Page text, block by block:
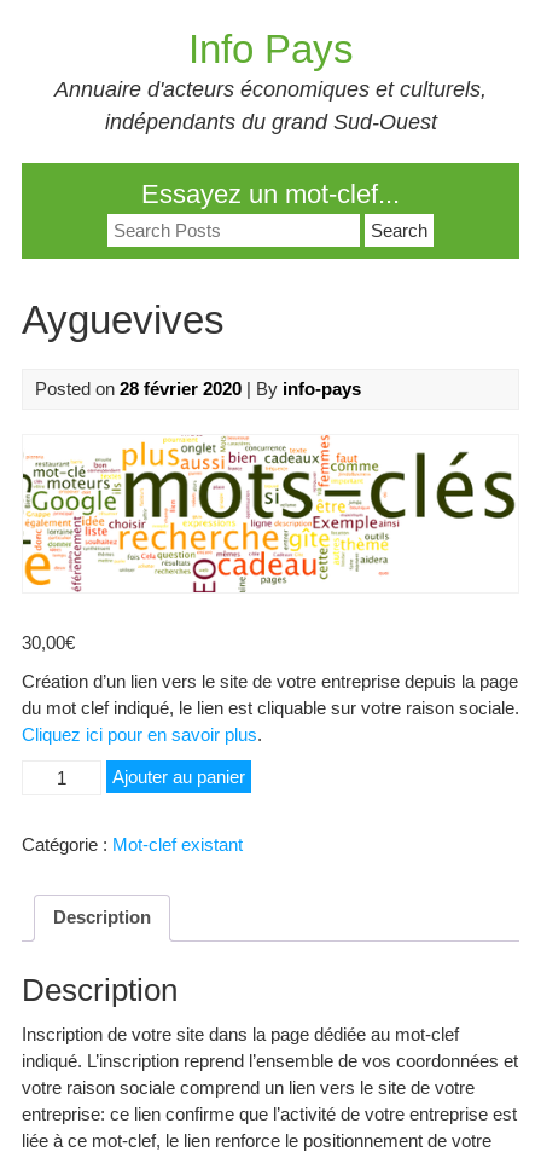
Info Pays
Annuaire d'acteurs économiques et culturels,
indépendants du grand Sud-Ouest
Essayez un mot-clef...
Search
for:
Ayguevives
Posted on 28 février 2020| By info-pays
30,00€
Création d’un lien vers le site de votre entreprise depuis la page
du mot clef indiqué, le lien est cliquable sur votre raison sociale.
Cliquez ici pour en savoir plus.
quantité
Ajouter au panier
Catégorie : Mot-clef existant
Description
Description
Inscription de votre site dans la page dédiée au mot-clef
indiqué. L’inscription reprend l’ensemble de vos coordonnées et
votre raison sociale comprend un lien vers le site de votre
entreprise: ce lien confirme que l’activité de votre entreprise est
liée à ce mot-clef, le lien renforce le positionnement de votre